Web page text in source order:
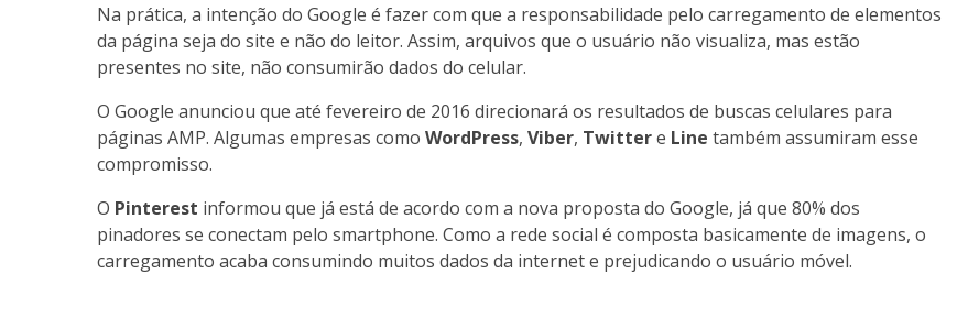
Na prática, a intenção do Google é fazer com que a responsabilidade pelo carregamento de elementos
da página seja do site e não do leitor. Assim, arquivos que o usuário não visualiza, mas estão
presentes no site, não consumirão dados do celular.
O Google anunciou que até fevereiro de 2016 direcionará os resultados de buscas celulares para
páginas AMP. Algumas empresas como WordPress, Viber, Twittere Line também assumiram esse
compromisso.
O Pinterest informou que já está de acordo com a nova proposta do Google, já que 80% dos
pinadores se conectam pelo smartphone. Como a rede social é composta basicamente de imagens, o
carregamento acaba consumindo muitos dados da internet e prejudicando o usuário móvel.